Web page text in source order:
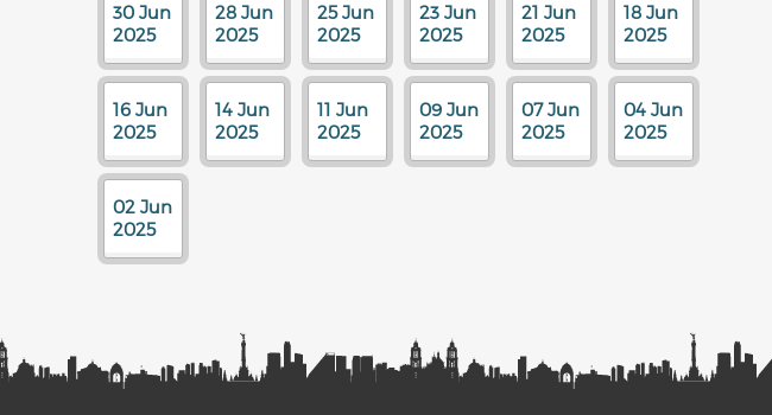
30 Jun
2025
28 Jun
2025
25 Jun
2025
23 Jun
2025
21 Jun
2025
18 Jun
2025
16 Jun
2025
14 Jun
2025
11 Jun
2025
09 Jun
2025
07 Jun
2025
04 Jun
2025
02 Jun
2025